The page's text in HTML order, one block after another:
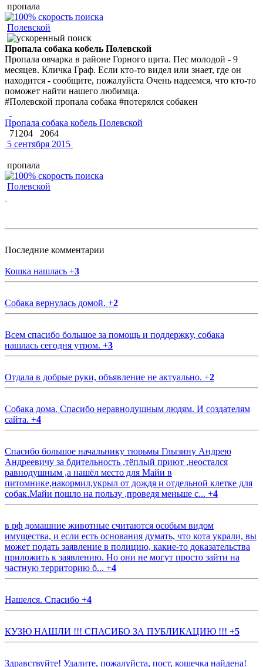
пропала
Полевской
Пропала собака кобель Полевской
Пропала овчарка в районе Горного щита. Пес молодой - 9
месяцев. Кличка Граф. Если кто-то видел или знает, где он
находится - сообщите, пожалуйста Очень надеемся, что кто-то
поможет найти нашего любимца.
#Полевской пропала собака #потерялся собакен
Пропала собака кобель Полевской
71204
2064
5 сентября 2015
пропала
Полевской
Последние комментарии
Кошка нашлась +3
Собака вернулась домой. +2
Всем спасибо большое за помощь и поддержку, собака
нашлась сегодня утром. +3
Отдала в добрые руки, объявление не актуально. +2
Собака дома. Спасибо неравнодушным людям. И создателям
сайта. +4
Спасибо большое начальнику тюрьмы Глызину Андрею
Андреевичу за бдительность ,тёплый приют ,неостался
равнодушным ,а нашёл место для Майи в
питомнике,накормил,укрыл от дождя и отдельной клетке для
собак.Майи пошло на пользу ,проведя меньше с... +4
в рф домашние животные считаются особым видом
имущества, и если есть основания думать, что кота украли, вы
может подать заявление в полицию, какие-то доказательства
приложить к заявлению. Но они не могут просто зайти на
частную территорию б... +4
Нашелся. Спасибо +4
КУЗЮ НАШЛИ !!! СПАСИБО ЗА ПУБЛИКАЦИЮ !!! +5
Здравствуйте! Удалите, пожалуйста, пост, кошечка найдена!